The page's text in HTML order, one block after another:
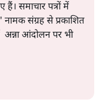
समाचार पत्रों में
नामक संग्रह से प्रकाशित
अन्ना आंदोलन पर भी